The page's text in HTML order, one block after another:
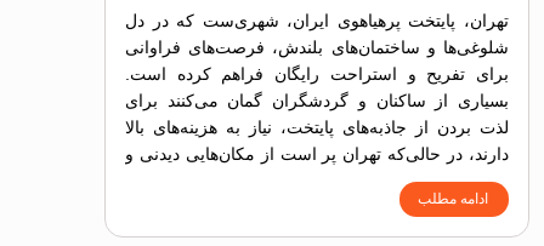
تهران، پایتخت پرهیاهوی ایران، شهری‌ست که در دل
شلوغی‌ها و ساختمان‌های بلندش، فرصت‌های فراوانی
برای تفریح و استراحت رایگان فراهم کرده است.
بسیاری از ساکنان و گردشگران گمان می‌کنند برای
لذت بردن از جاذبه‌های پایتخت، نیاز به هزینه‌های بالا
دارند، در حالی‌که تهران پر است از مکان‌هایی دیدنی و
تفریحی که بازدید از آن‌ها هیچ هزینه‌ای در بر ندارد.
ادامه مطلب